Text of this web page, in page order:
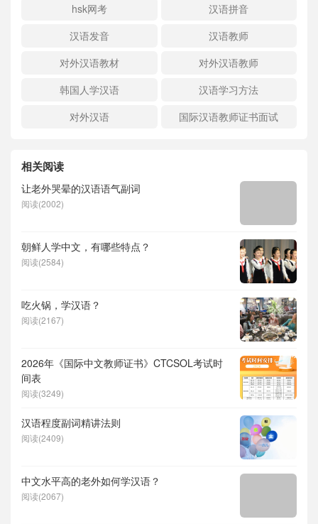
hsk网考
汉语拼音
汉语发音
汉语教师
对外汉语教材
对外汉语教师
韩国人学汉语
汉语学习方法
对外汉语
国际汉语教师证书面试
相关阅读
让老外哭晕的汉语语气副词
阅读(2002)
朝鲜人学中文，有哪些特点？
阅读(2584)
吃火锅，学汉语？
阅读(2167)
2026年《国际中文教师证书》CTCSOL考试时
间表
阅读(3249)
汉语程度副词精讲法则
阅读(2409)
中文水平高的老外如何学汉语？
阅读(2067)